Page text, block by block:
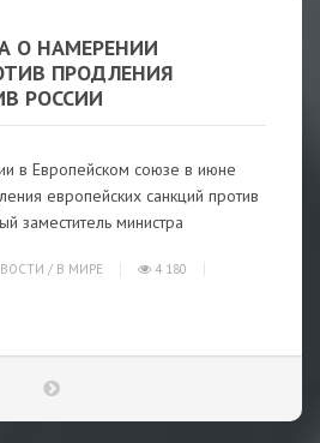
О НАМЕРЕНИИ
ПРОДЛЕНИЯ
РОССИИ
в Европейском союзе в июне
европейских санкций против
заместитель министра
/ В МИРЕ
4 180